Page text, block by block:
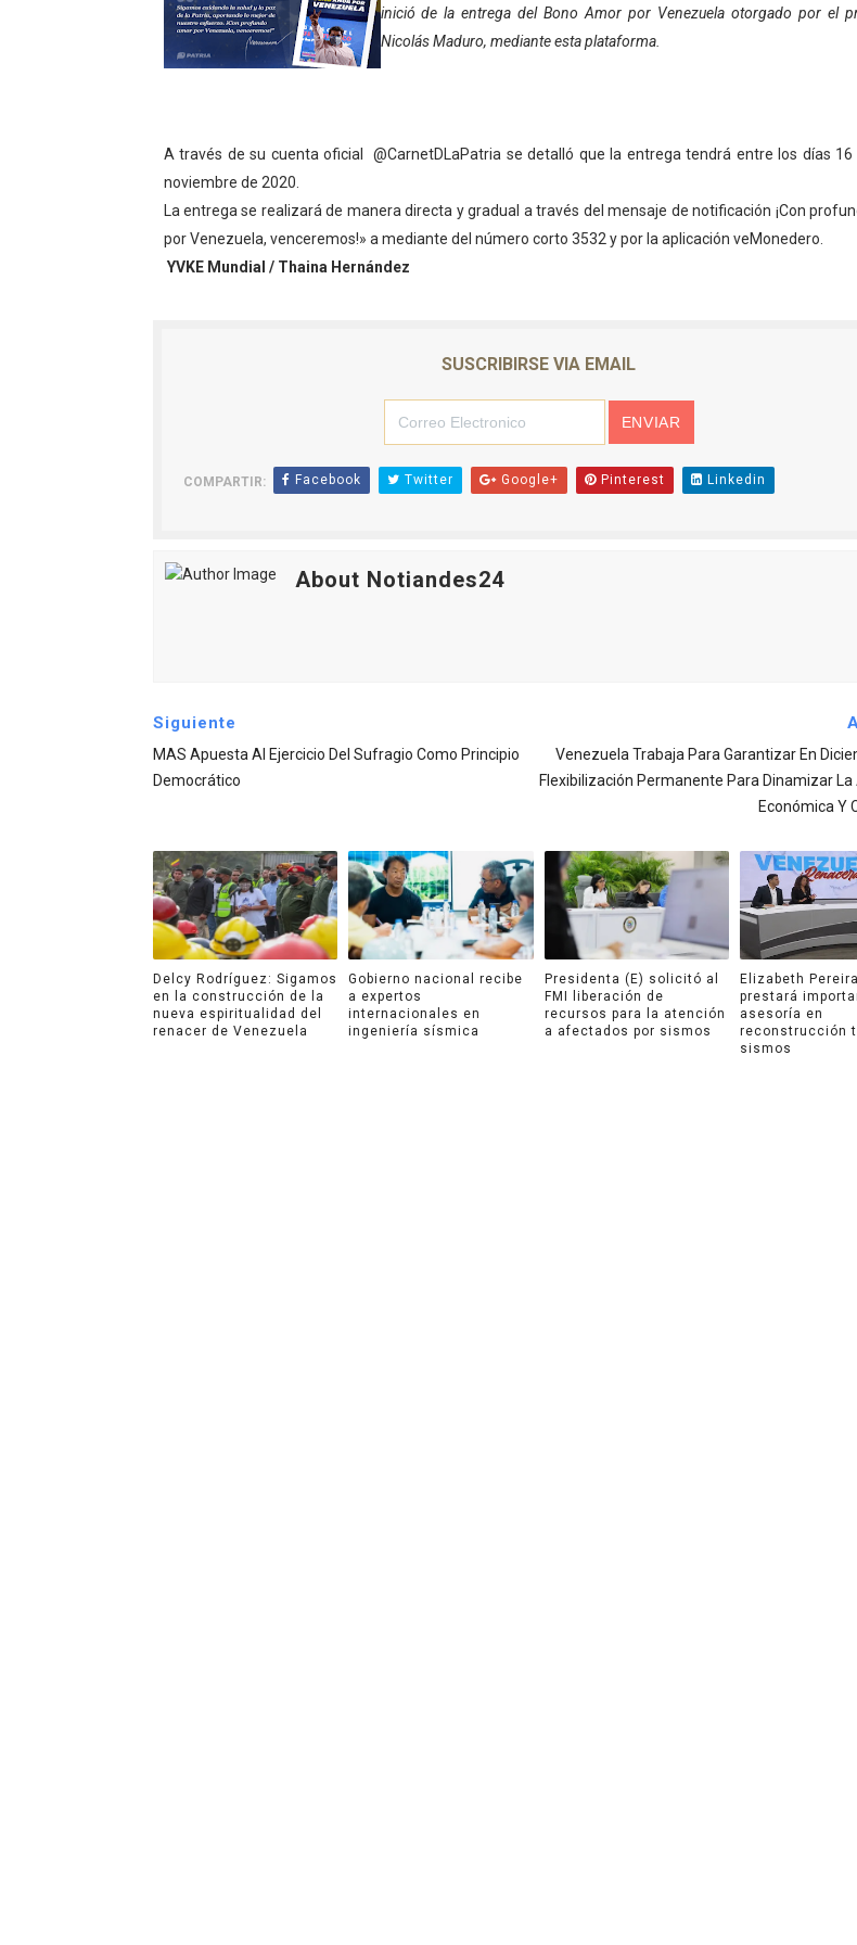
Gobierno bolivariano avanza en la transformación del hospital Sor Juana
Niños merideños aprenden sobre gaita de tambora con Fundecem
Instituto Nacional de Nutrición celebra Semana Internacional de la
Gobernación de Mérida fortalece el desarrollo productivo en Rangel
Corposalud inició talleres para aspirantes al curso de Emergencia
Fortaleciendo la economía comunal en El Vigía con microcréditos a
Campo Elías consolida plan de bacheo en el sector La Montañita
Fundecem inició con éxito el taller vacacional de origami
Plan Vacacional "Venezuela Ríe 2026" brinda recreación y cultura a
Iniciación al yoga reúne a diversos clubes deportivos de Zea en una
Mincomunas impulsa el autogobierno en Mérida con plan de
Expertos inspeccionan espacios del OAN para la instalación del
inició de la entrega del Bono Amor por Venezuela otorgado por el
Nicolás Maduro, mediante esta plataforma.
A través de su cuenta oficial @CarnetDLaPatria se detalló que la entrega tendrá entre los días 16
noviembre de 2020.
La entrega se realizará de manera directa y gradual a través del mensaje de notificación ¡Con
por Venezuela, venceremos!» a mediante del número corto 3532 y por la aplicación veMonedero.
YVKE Mundial / Thaina Hernández
SUSCRIBIRSE VIA EMAIL
COMPARTIR: Facebook Twitter Google+ Pinterest Linkedin
About Notiandes24
Siguiente
MAS Apuesta Al Ejercicio Del Sufragio Como Principio
Democrático
Venezuela Trabaja Para Garantizar En
Flexibilización Permanente Para Dinamizar La
Económica Y
Delcy Rodríguez: Sigamos
en la construcción de la
nueva espiritualidad del
renacer de Venezuela
Gobierno nacional recibe
a expertos
internacionales en
ingeniería sísmica
Presidenta (E) solicitó al
FMI liberación de
recursos para la atención
a afectados por sismos
Elizabeth
prestará
asesoría en
reconstrucción
sismos